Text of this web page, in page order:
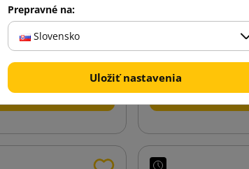
s jednostrannou
F16 hnedá
€
do košíka
Bublinková
potlačou
Vložiť
Prepravné na:
Slovensko
Uložiť nastavenia